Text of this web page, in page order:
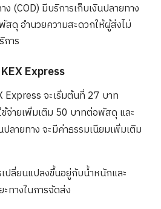
ง (COD) มีบริการเก็บเงินปลายทาง
สดุ อำนวยความสะดวกให้ผู้ส่งไม่
การ
Express
Express จะเริ่มต้นที่ 27 บาท
จ่ายเพิ่มเติม 50 บาทต่อพัสดุ และ
ปลายทาง จะมีค่าธรรมเนียมเพิ่มเติม
เปลี่ยนแปลงขึ้นอยู่กับน้ำหนักและ
ทางในการจัดส่ง